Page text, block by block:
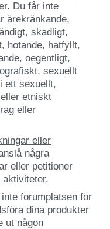
Du får inte
ärekränkande,
skadligt,
hotande, hatfyllt,
oegentligt,
sexuellt
ett sexuellt,
etniskt
eller
eller
några
eller petitioner
aktiviteter.
forumplatsen för
dina produkter
ut någon